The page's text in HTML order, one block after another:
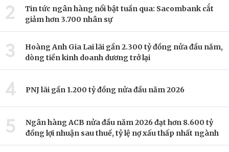
2
Tin tức ngân hàng nổi bật tuần qua: Sacombank cắt
giảm hơn 3.700 nhân sự
3
Hoàng Anh Gia Lai lãi gần 2.300 tỷ đồng nửa đầu năm,
dòng tiền kinh doanh dương trở lại
4 PNJ lãi gần 1.200 tỷ đồng nửa đầu năm 2026
5
Ngân hàng ACB nửa đầu năm 2026 đạt hơn 8.600 tỷ
đồng lợi nhuận sau thuế, tỷ lệ nợ xấu thấp nhất ngành